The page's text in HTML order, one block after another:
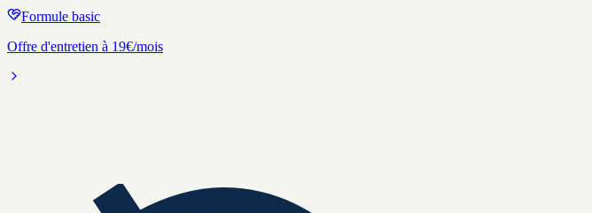
Formule basic
Offre d'entretien à 19€/mois